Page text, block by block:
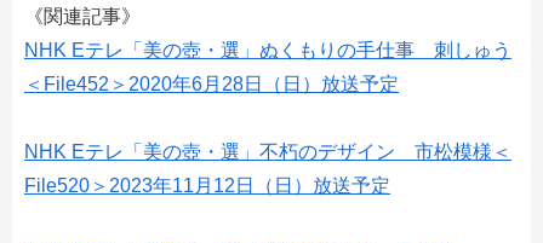
《関連記事》
NHK Eテレ「美の壺・選」ぬくもりの手仕事 刺しゅう
＜File452＞2020年6月28日（日）放送予定
NHK Eテレ「美の壺・選」不朽のデザイン 市松模様＜
File520＞2023年11月12日（日）放送予定